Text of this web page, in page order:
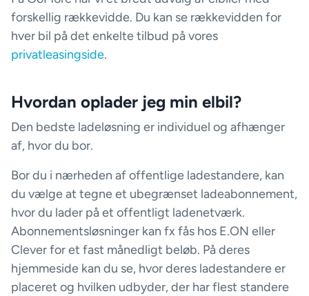
forskellig rækkevidde. Du kan se rækkevidden for
hver bil på det enkelte tilbud på vores
privatleasingside.
Hvordan oplader jeg min elbil?
Den bedste ladeløsning er individuel og afhænger
af, hvor du bor.
Bor du i nærheden af offentlige ladestandere, kan
du vælge at tegne et ubegrænset ladeabonnement,
hvor du lader på et offentligt ladenetværk.
Abonnementsløsninger kan fx fås hos E.ON eller
Clever for et fast månedligt beløb. På deres
hjemmeside kan du se, hvor deres ladestandere er
placeret og hvilken udbyder, der har flest standere